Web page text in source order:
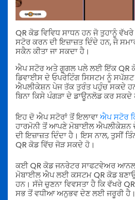
QR ਕੋਡ ਵਿਵਿਧ ਸਾਧਨ ਹਨ ਜੋ ਤੁਹਾਨੂੰ
ਸਟੋਰ ਕਰਨ ਦੀ ਇਜ਼ਾਜ਼ਤ ਦਿੰਦੇ ਹਨ, ਜੋ
ਸਕੈਨ ਕੀਤਾ ਜਾ ਸਕਦਾ ਹੈ।
ਐਪ ਸਟੋਰ ਅਤੇ ਗੂਗਲ ਪਲੇ ਲਈ ਇੱਕ QR
ਡਿਵਾਈਸ ਦੇ ਓਪਰੇਟਿੰਗ ਸਿਸਟਮ ਨੂੰ
ਐਪਲੀਕੇਸ਼ਨ ਪੇਜ ਤੱਕ ਤੁਰੰਤ ਪਹੁੰਚ ਸਕਦੇ
ਬਿਨਾ ਕਿਸੇ ਪੰਗੜਾ ਦੇ ਡਾਊਨਲੋਡ ਕਰ ਸਕਦੇ
ਇਹ ਦੋ ਐਪ ਸਟੋਰਾਂ ਤੋਂ ਇਲਾਵਾਐਪ ਸਟੋਰ
ਹਾਰਮੋਨੀ ਤੋਂ ਆਪਣੇ ਮੋਬਾਈਲ ਐਪਲੀਕੇਸ਼ਨ
ਦੀ ਇਜ਼ਾਜ਼ਤ ਦਿੰਦਾ ਹੈ। ਇਸ ਨਾਲ, ਤੁਸੀਂ
QR ਕੋਡ ਵਿੱਚ ਜੋੜ ਸਕਦੇ ਹੋ।
ਕਈ QR ਕੋਡ ਜਨਰੇਟਰ ਸਾਫਟਵੇਅਰ
ਮੋਬਾਈਲ ਐਪ ਲਈ ਕਸਟਮ QR ਕੋਡ
ਹਨ। ਸੱਜੇ ਚੁਣਨਾ ਵਿਵਸਤਾ ਹੈ ਕਿ ਵੱਖਰੇ
ਸਭ ਤੋਂ ਵਧੀਆ ਅਨੁਭਵ ਦੇਣ ਲਈ ਜਰੂਰੀ ਹੈ।